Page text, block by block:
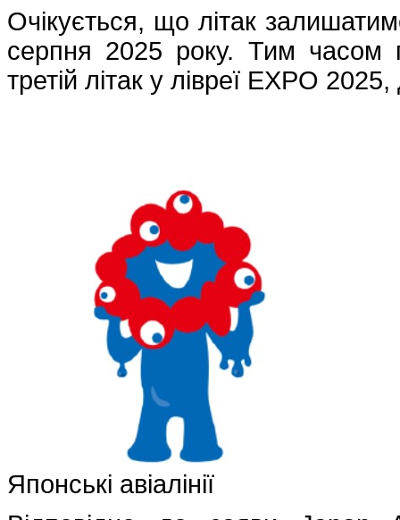
Очікується, що літак
серпня 2025 року. Тим часом
третій літак у лівреї EXPO
Японські авіалінії